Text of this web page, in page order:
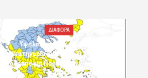
ΔΙΑΦΟΡΑ
Υψηλός κίνδυνος πυρκαγιάς
(κατηγορία κινδύνου 3) στην Π.Ε.
Ροδόπης για Παρασκευή 7 Αυγούστου
2026»